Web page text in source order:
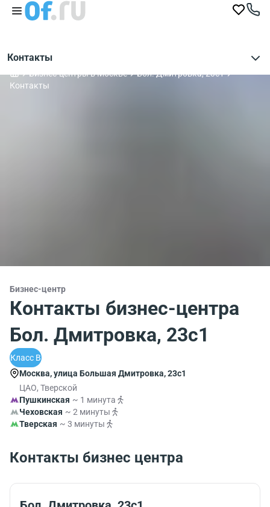
Контакты
Бизнес-центры в Москве
Бол. Дмитровка, 23с1
Контакты
Бизнес-центр
Контакты бизнес-центра
Бол. Дмитровка, 23с1
Класс B
Москва, улица Большая Дмитровка, 23с1
ЦАО, Тверской
Пушкинская ~ 1 минута
Чеховская ~ 2 минуты
Тверская ~ 3 минуты
Контакты бизнес центра